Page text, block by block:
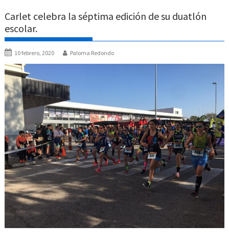
Carlet celebra la séptima edición de su duatlón
escolar.
10 febrero, 2020 Paloma Redondo